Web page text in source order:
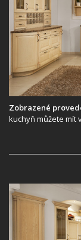
Zobrazené
kuchyň můžete mít